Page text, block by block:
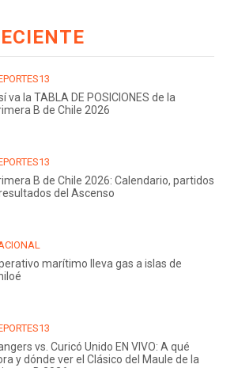
va la TABLA DE POSICIONES de la
B de Chile 2026
B de Chile 2026: Calendario, partidos
del Ascenso
marítimo lleva gas a islas de
vs. Curicó Unido EN VIVO: A qué
y dónde ver el Clásico del Maule de la